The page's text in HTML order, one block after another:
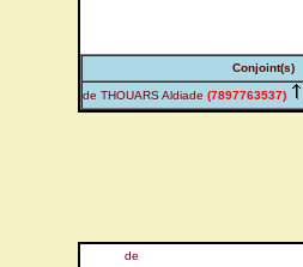
Conjoint(s)
de THOUARS Aldiade (7897763537)
de